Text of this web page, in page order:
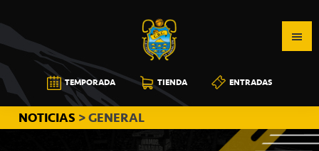
a
la
navegación
principal
al
contenido
principal
a
la
barra
lateral
principal
CB
CANARIAS
TEMPORADA TIENDA ENTRADAS
NOTICIAS > GENERAL